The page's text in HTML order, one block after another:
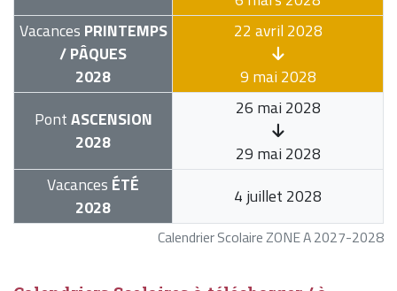
Calendrier Scolaire ZONE A 2027-2028
Vacances PRINTEMPS
/ PÂQUES
2028
22 avril 2028
9 mai 2028
PontASCENSION
2028
26 mai 2028
29 mai 2028
Vacances ÉTÉ
2028
4 juillet 2028